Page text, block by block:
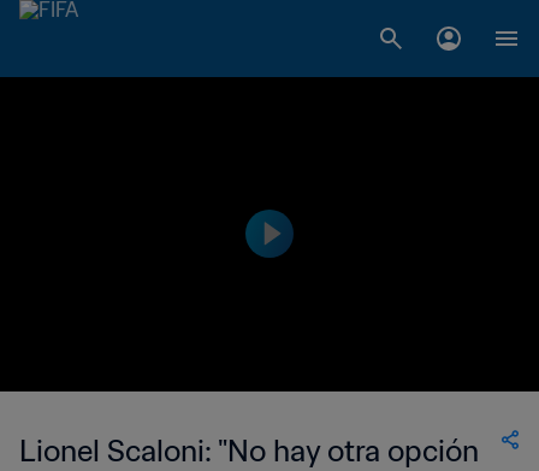
Lionel Scaloni: "No hay otra opción